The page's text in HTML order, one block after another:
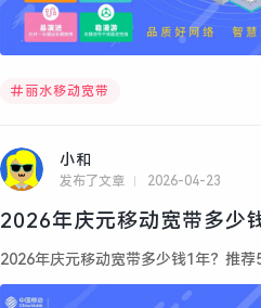
丽水移动宽带
小和
发布了文章 2026-04-23
2026年庆元移动宽带多少
2026年庆元移动宽带多少钱1年？推荐